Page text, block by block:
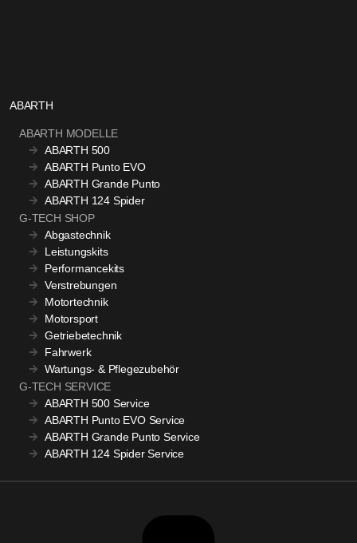
ABARTH
ABARTH MODELLE
ABARTH 500
ABARTH Punto EVO
ABARTH Grande Punto
ABARTH 124 Spider
G-TECH SHOP
Abgastechnik
Leistungskits
Performancekits
Verstrebungen
Motortechnik
Motorsport
Getriebetechnik
Fahrwerk
Wartungs- & Pflegezubehör
G-TECH SERVICE
ABARTH 500 Service
ABARTH Punto EVO Service
ABARTH Grande Punto Service
ABARTH 124 Spider Service